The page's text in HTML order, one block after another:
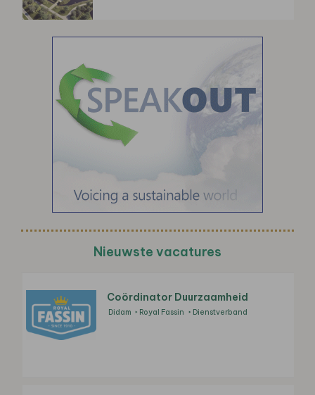
Nieuwste vacatures
Coördinator Duurzaamheid
Didam Royal Fassin Dienstverband